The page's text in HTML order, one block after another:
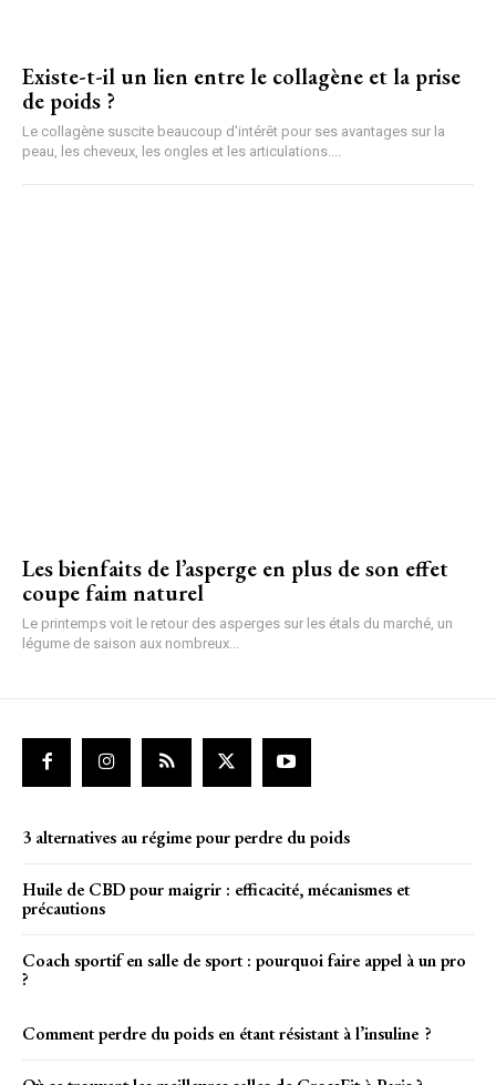
Existe-t-il un lien entre le collagène et la prise
de poids ?
Le collagène suscite beaucoup d'intérêt pour ses avantages sur la
peau, les cheveux, les ongles et les articulations....
Les bienfaits de l’asperge en plus de son effet
coupe faim naturel
Le printemps voit le retour des asperges sur les étals du marché, un
légume de saison aux nombreux...
3 alternatives au régime pour perdre du poids
Huile de CBD pour maigrir : efficacité, mécanismes et
précautions
Coach sportif en salle de sport : pourquoi faire appel à un pro
?
Comment perdre du poids en étant résistant à l’insuline ?